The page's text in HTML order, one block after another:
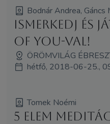
Bodnár Andrea, Gáncs
Ismerkedj és
of You-val!
ÖRÖMVILÁG
hétfő, 2018-06-25.,
Tomek Noémi
5 elem